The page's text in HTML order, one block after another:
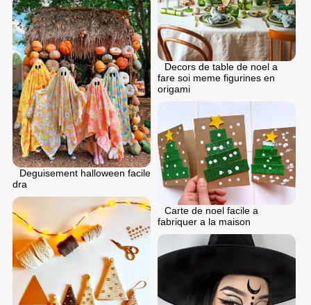
Decors de table de noel a
fare soi meme figurines en
origami
Deguisement halloween facile
dra
Carte de noel facile a
fabriquer a la maison